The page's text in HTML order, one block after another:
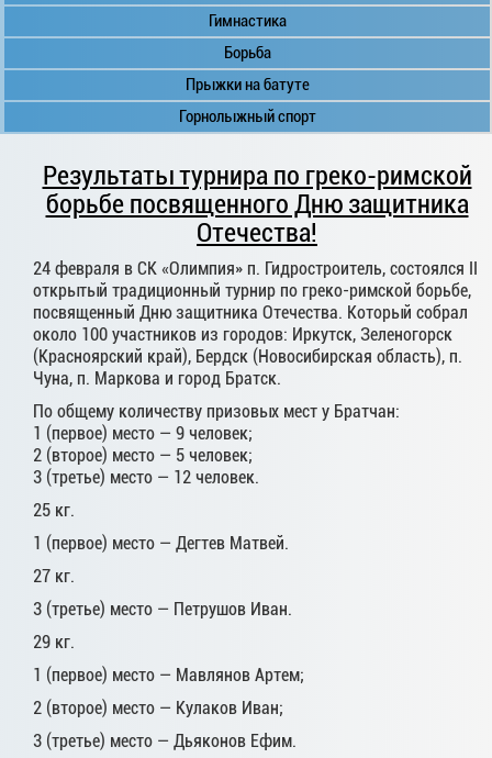
Гимнастика
Борьба
Прыжки на батуте
Горнолыжный спорт
Результаты турнира по греко-римской
борьбе посвященного Дню защитника
Отечества!
24 февраля в СК «Олимпия» п. Гидростроитель, состоялся II
открытый традиционный турнир по греко-римской борьбе,
посвященный Дню защитника Отечества. Который собрал
около 100 участников из городов: Иркутск, Зеленогорск
(Красноярский край), Бердск (Новосибирская область), п.
Чуна, п. Маркова и город Братск.
По общему количеству призовых мест у Братчан:
1 (первое) место — 9 человек;
2 (второе) место — 5 человек;
3 (третье) место — 12 человек.
25 кг.
1 (первое) место — Дегтев Матвей.
27 кг.
3 (третье) место — Петрушов Иван.
29 кг.
1 (первое) место — Мавлянов Артем;
2 (второе) место — Кулаков Иван;
3 (третье) место — Дьяконов Ефим.